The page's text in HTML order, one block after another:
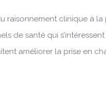
raisonnement clinique à
de santé qui s’intéressent
améliorer la prise en